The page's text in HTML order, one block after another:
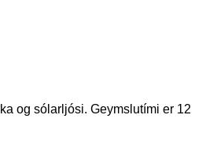
og sólarljósi. Geymslutími er 12